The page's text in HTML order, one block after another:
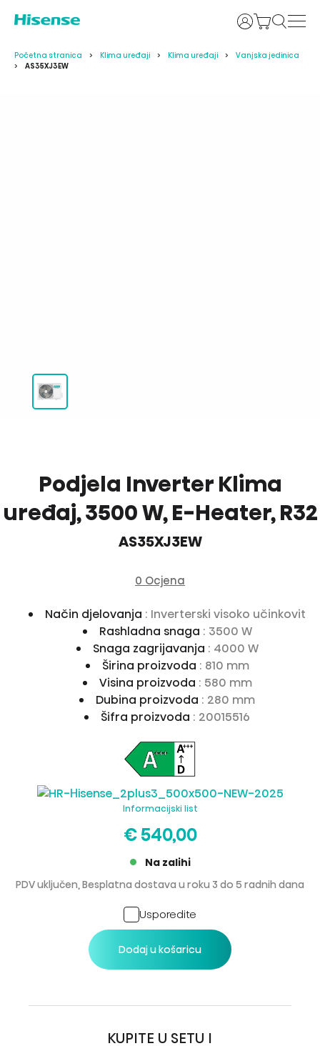
Prijava
Početna stranica Klima uređaji Klima uređaji
Vanjska jedinica
AS35XJ3EW
Podjela Inverter Klima
uređaj, 3500 W, E-Heater, R32
AS35XJ3EW
0 Ocjena
Način djelovanja : Inverterski visoko učinkovit
Rashladna snaga : 3500 W
Snaga zagrijavanja : 4000 W
Širina proizvoda : 810 mm
Visina proizvoda : 580 mm
Dubina proizvoda : 280 mm
Šifra proizvoda : 20015516
Informacijski list
€ 540,00
Na zalihi
PDV uključen, Besplatna dostava u roku 3 do 5 radnih dana
Usporedite
Dodaj u košaricu
KUPITE U SETU I